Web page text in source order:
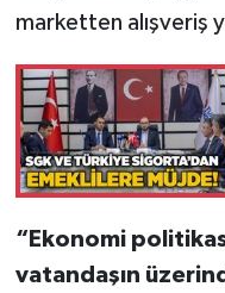
marketten alışveriş
“Ekonomi
vatandaşın